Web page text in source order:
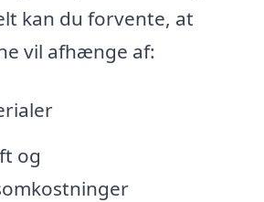
kan du forvente, at
vil afhænge af:
og